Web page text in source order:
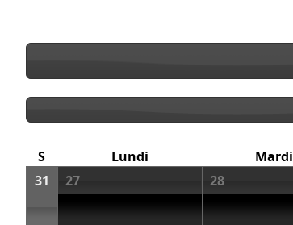
S
Lundi Mardi
31
27 28